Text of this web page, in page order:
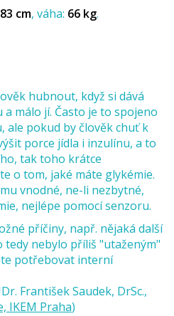
cm váha: 66 kg
hubnout, když si dává
a málo jí. Často je to spojeno
ale pokud by člověk chuť k
porce jídla i inzulínu, a to
tak toho krátce
o tom, jaké máte glykémie.
vnodné, ne-li nezbytné,
nejlépe pomocí senzoru.
příčiny, např. nějaká další
tedy nebylo příliš "utaženým"
potřebovat interní
František Saudek, DrSc.,
IKEM Praha)